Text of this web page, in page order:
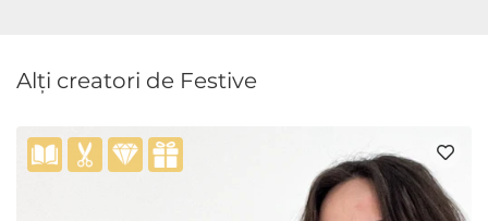
Alți creatori de Festive